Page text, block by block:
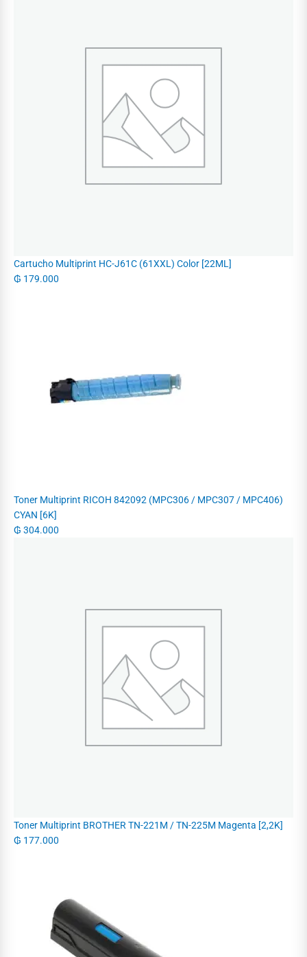
Cartucho Multiprint HC-J61C (61XXL) Color [22ML]
₲ 179.000
Toner Multiprint RICOH 842092 (MPC306 / MPC307 / MPC406)
CYAN [6K]
₲ 304.000
Toner Multiprint BROTHER TN-221M / TN-225M Magenta [2,2K]
₲ 177.000